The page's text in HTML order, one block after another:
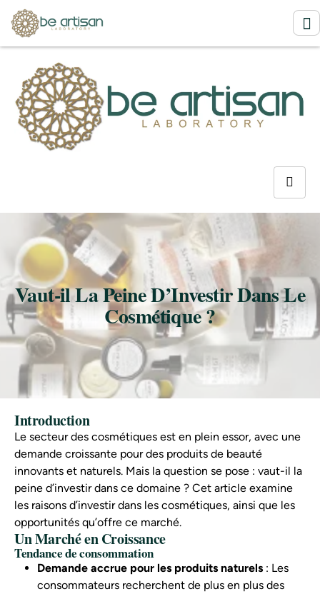
Vaut-il La Peine D’Investir Dans Le
Cosmétique ?
Introduction
Le secteur des cosmétiques est en plein essor, avec une
demande croissante pour des produits de beauté
innovants et naturels. Mais la question se pose : vaut-il la
peine d’investir dans ce domaine ? Cet article examine
les raisons d’investir dans les cosmétiques, ainsi que les
opportunités qu’offre ce marché.
Un Marché en Croissance
Tendance de consommation
Demande accrue pour les produits naturels : Les
consommateurs recherchent de plus en plus des